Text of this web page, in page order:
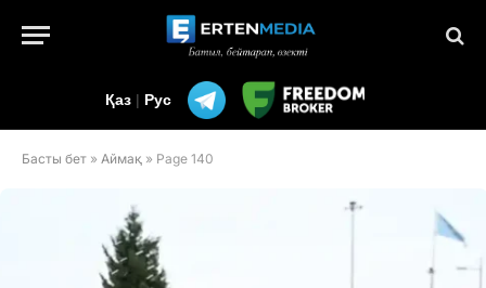
Қаз | Рус
Басты бет » Аймақ » Page 140